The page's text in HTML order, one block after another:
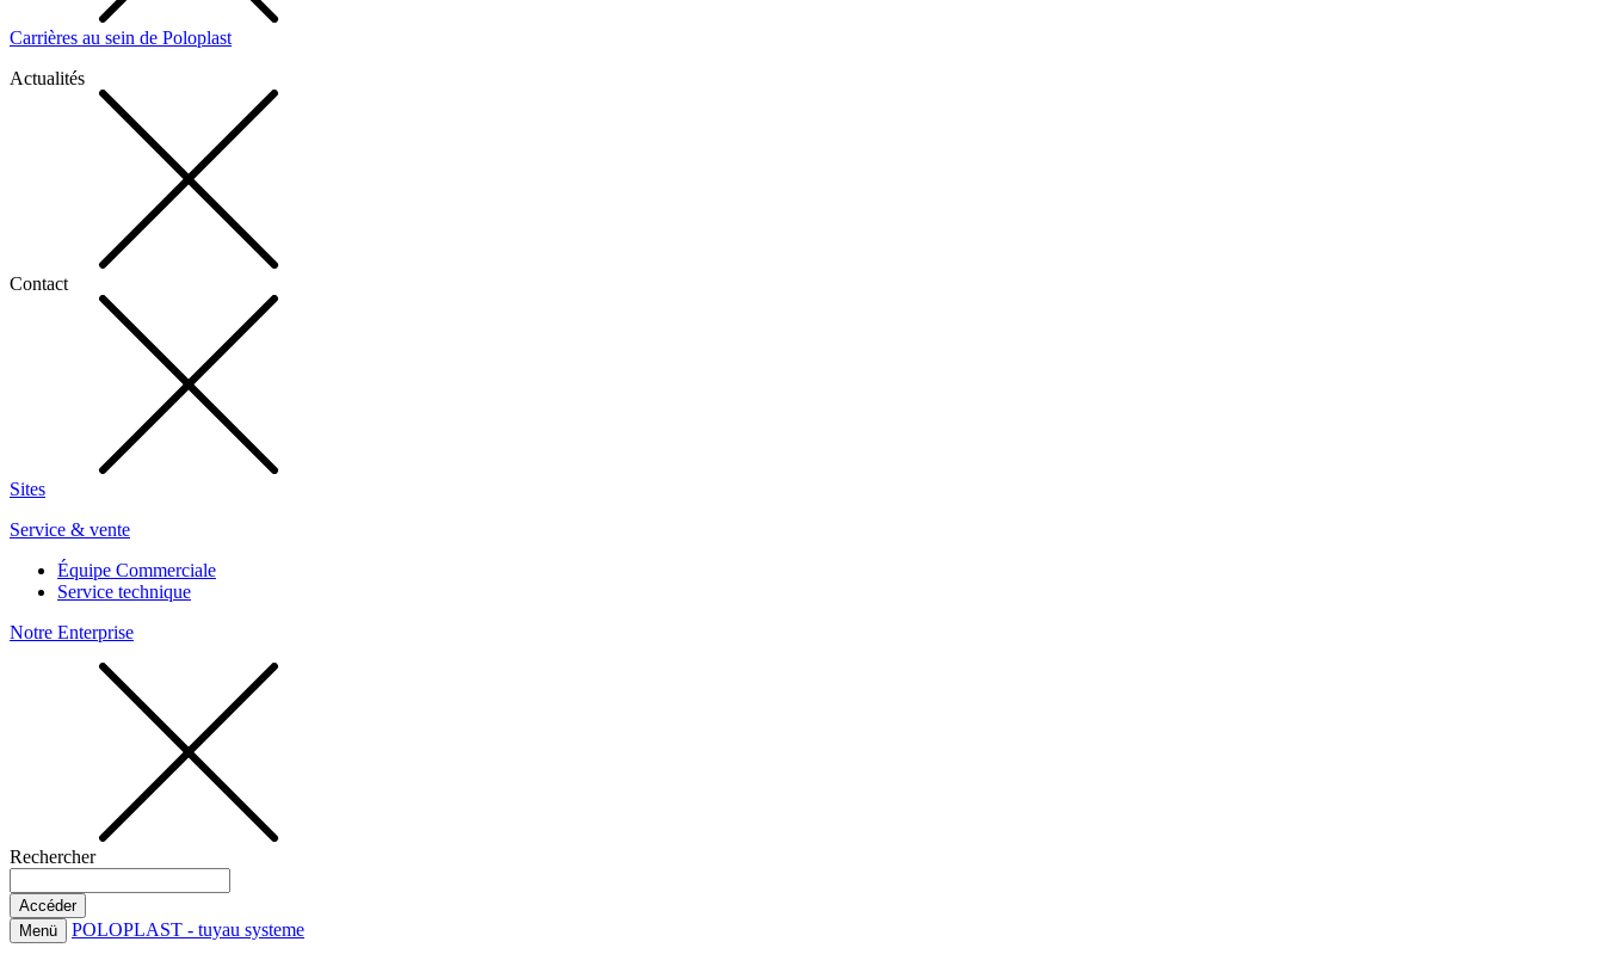
Carrières au sein de Poloplast
Actualités
Contact
Sites
Service & vente
Équipe Commerciale
Service technique
Notre Enterprise
Rechercher
Menü POLOPLAST - tuyau systeme